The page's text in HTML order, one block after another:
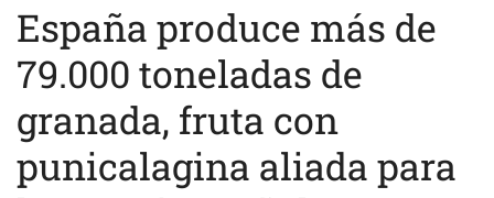
España produce más de
79.000 toneladas de
granada, fruta con
punicalagina aliada para